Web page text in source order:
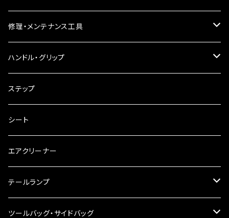
バードゲージウインカー
ウインカークランプ
フォグランプ
配線・リレー
修理・メンテナンス工具
インテークマニホールド
電装・配線・キボシ等
キャブレター
チェーン
工具類
ハンドル・グリップ
グリップ
バーハン
ハンドルパーツ
ハンドルスイッチ
その他
ハンドルポスト
ハンドルブレース
ステップ
シート
エアクリーナー
テールランプ
ナンバー灯
ツールバッグ・サイドバッグ